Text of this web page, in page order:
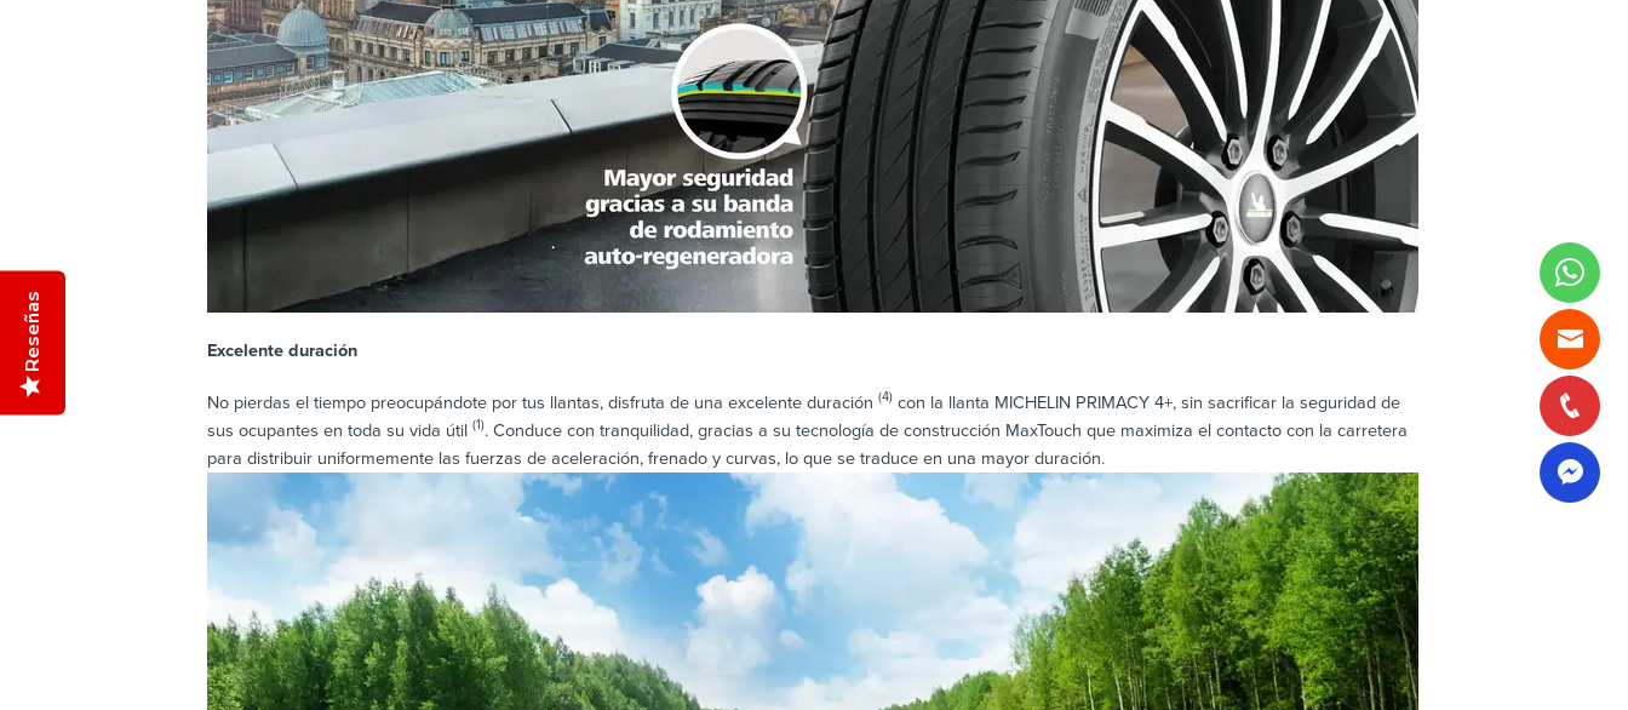
Excelente duración
No pierdas el tiempo preocupándote por tus llantas, disfruta de una excelente duración (4)con la llanta MICHELIN PRIMACY 4+, sin sacrificar la seguridad de
sus ocupantes en toda su vida útil (1). Conduce con tranquilidad, gracias a su tecnología de construcción MaxTouch que maximiza el contacto con la carretera
para distribuir uniformemente las fuerzas de aceleración, frenado y curvas, lo que se traduce en una mayor duración.
Reseñas